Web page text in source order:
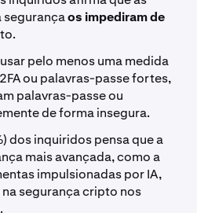
segurançaos impediram de
usar pelo menos uma medida
ou palavras-passe fortes,
palavras-passe ou
de forma insegura.
dos inquiridos pensa que a
mais avançada, como a
impulsionadas por IA,
segurança cripto nos